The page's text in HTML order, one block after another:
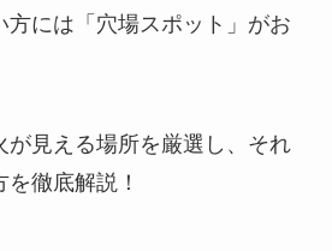
方には「穴場スポット」がお
が見える場所を厳選し、それ
徹底解説！